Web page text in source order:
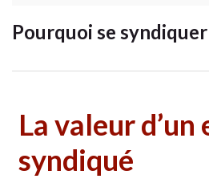
Pourquoi se syndiquer
La valeur d’un
syndiqué